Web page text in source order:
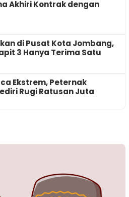
Akhiri Kontrak dengan
di Pusat Kota Jombang,
3 Hanya Terima Satu
Ekstrem, Peternak
Rugi Ratusan Juta